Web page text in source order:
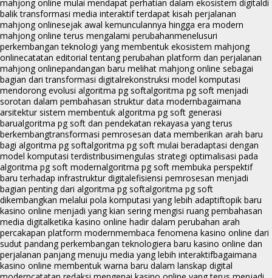
mahjong online mulai mendapat perhatian dalam ekosistem digitaldi
balik transformasi media interaktif terdapat kisah perjalanan
mahjong onlinesejak awal kemunculannya hingga era modern
mahjong online terus mengalami perubahanmenelusuri
perkembangan teknologi yang membentuk ekosistem mahjong
onlinecatatan editorial tentang perubahan platform dan perjalanan
mahjong onlinepandangan baru melihat mahjong online sebagai
bagian dari transformasi digitalrekonstruksi model komputasi
mendorong evolusi algoritma pg softalgoritma pg soft menjadi
sorotan dalam pembahasan struktur data modernbagaimana
arsitektur sistem membentuk algoritma pg soft generasi
barualgoritma pg soft dan pendekatan rekayasa yang terus
berkembangtransformasi pemrosesan data memberikan arah baru
bagi algoritma pg softalgoritma pg soft mulai beradaptasi dengan
model komputasi terdistribusimengulas strategi optimalisasi pada
algoritma pg soft modernalgoritma pg soft membuka perspektif
baru terhadap infrastruktur digitalefisiensi pemrosesan menjadi
bagian penting dari algoritma pg softalgoritma pg soft
dikembangkan melalui pola komputasi yang lebih adaptiftopik baru
kasino online menjadi yang kian sering mengisi ruang pembahasan
media digitalketika kasino online hadir dalam perubahan arah
percakapan platform modernmembaca fenomena kasino online dari
sudut pandang perkembangan teknologiera baru kasino online dan
perjalanan panjang menuju media yang lebih interaktifbagaimana
kasino online membentuk warna baru dalam lanskap digital